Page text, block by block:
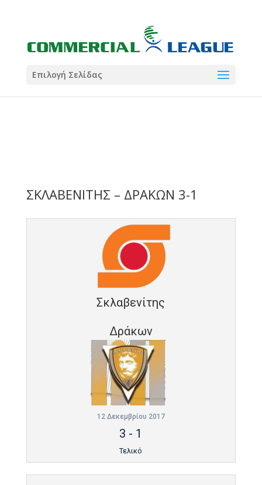
Coral
Σωματείο ΣΟΛ
Coral
5
Επιλογή Σελίδας
ΣΚΛΑΒΕΝΙΤΗΣ – ΔΡΑΚΩΝ 3-1
Σκλαβενίτης
Δράκων
12 Δεκεμβρίου 2017
3 - 1
Τελικό